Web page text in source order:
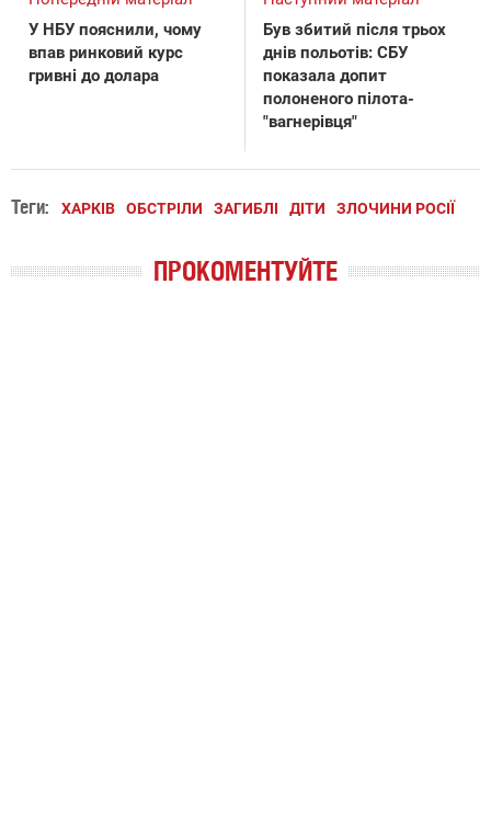
У НБУ пояснили, чому
впав ринковий курс
гривні до долара
Був збитий після трьох
днів польотів: СБУ
показала допит
полоненого пілота-
"вагнерівця"
Теги: ХАРКІВ ОБСТРІЛИ ЗАГИБЛІ ДІТИ ЗЛОЧИНИ РОСІЇ
ПРОКОМЕНТУЙТЕ